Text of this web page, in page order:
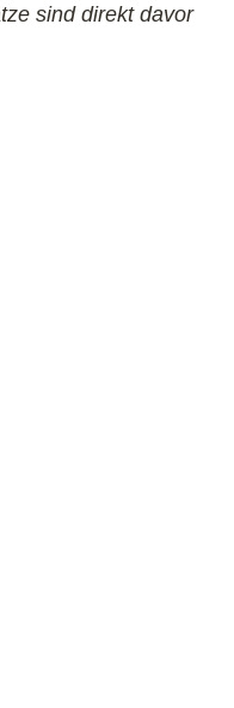
sind direkt davor